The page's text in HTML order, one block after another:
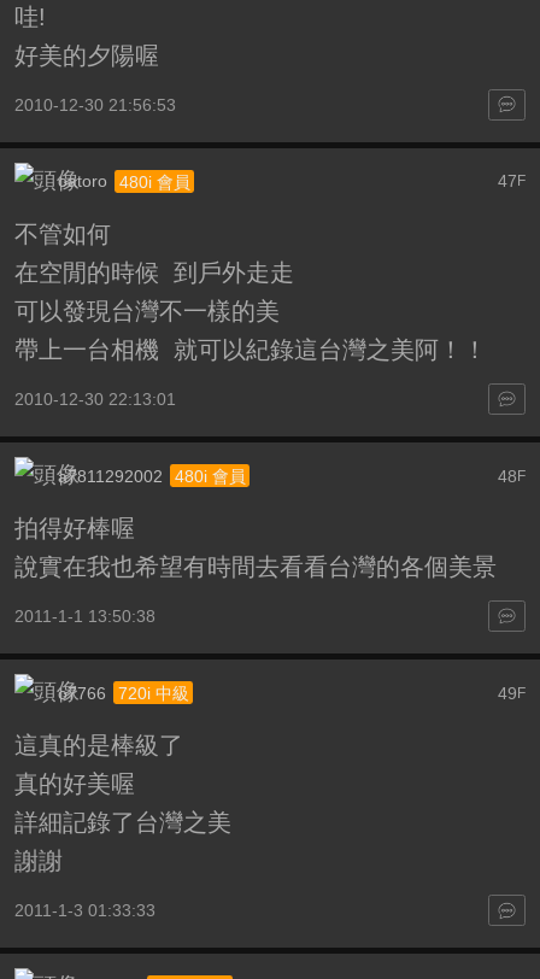
哇!
好美的夕陽喔
2010-12-30 21:56:53
47 F
oatoro 480i 會員
不管如何
在空閒的時候 到戶外走走
可以發現台灣不一樣的美
帶上一台相機 就可以紀錄這台灣之美阿！！
2010-12-30 22:13:01
48F
a7811292002 480i 會員
拍得好棒喔
說實在我也希望有時間去看看台灣的各個美景
2011-1-1 13:50:38
49F
o7766 720i 中級
這真的是棒級了
真的好美喔
詳細記錄了台灣之美
謝謝
2011-1-3 01:33:33